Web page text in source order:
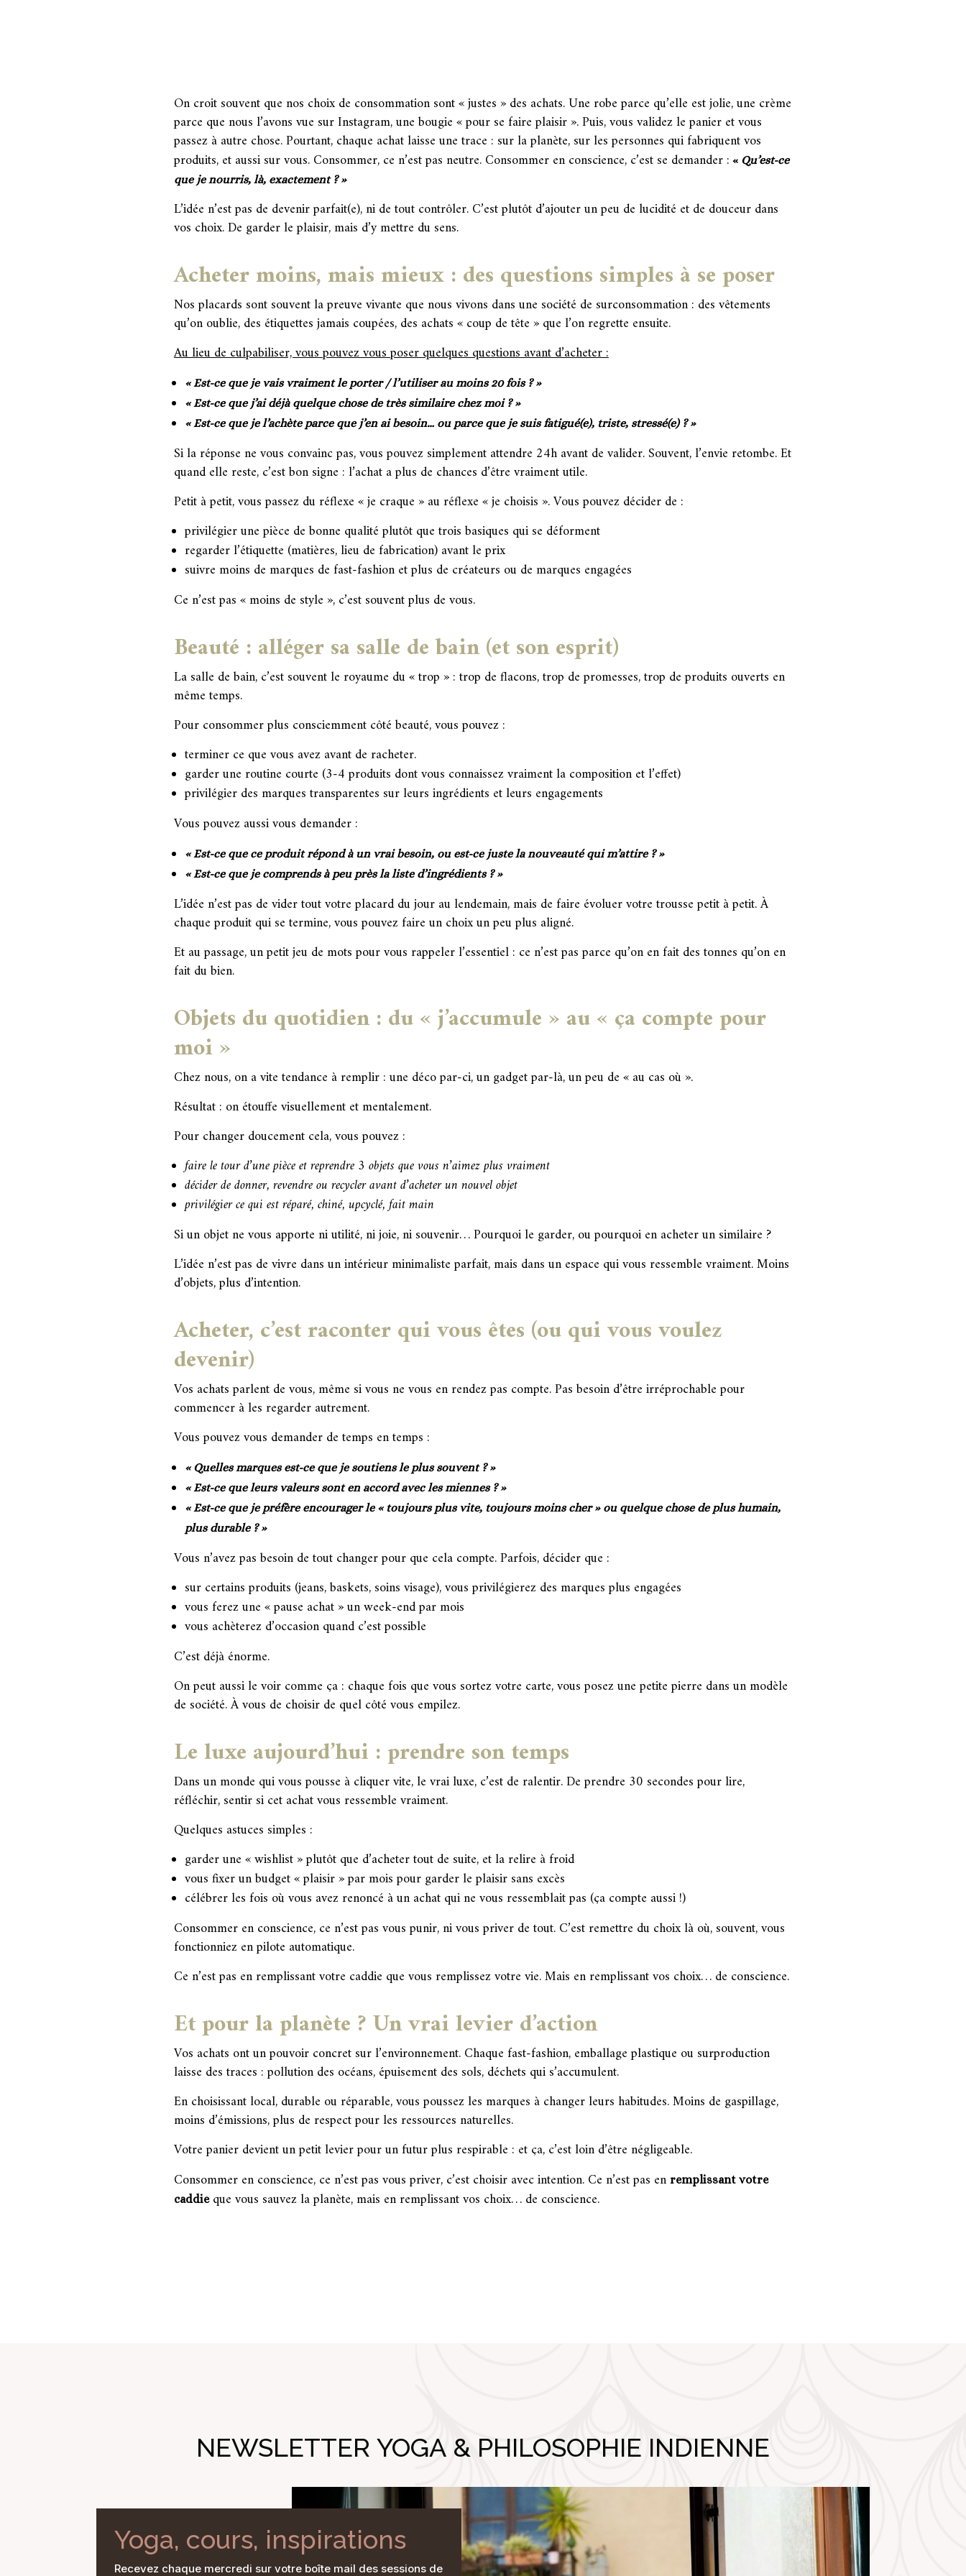
On croit souvent que nos choix de consommation sont « justes » des achats. Une robe parce qu’elle est jolie, une crème
parce que nous l’avons vue sur Instagram, une bougie « pour se faire plaisir ». Puis, vous validez le panier et vous
passez à autre chose. Pourtant, chaque achat laisse une trace : sur la planète, sur les personnes qui fabriquent vos
produits, et aussi sur vous. Consommer, ce n’est pas neutre. Consommer en conscience, c’est se demander : « Qu’est-ce
que je nourris, là, exactement ? »
L’idée n’est pas de devenir parfait(e), ni de tout contrôler. C’est plutôt d’ajouter un peu de lucidité et de douceur dans
vos choix. De garder le plaisir, mais d’y mettre du sens.
Acheter moins, mais mieux : des questions simples à se poser
Nos placards sont souvent la preuve vivante que nous vivons dans une société de surconsommation : des vêtements
qu’on oublie, des étiquettes jamais coupées, des achats « coup de tête » que l’on regrette ensuite.
Au lieu de culpabiliser, vous pouvez vous poser quelques questions avant d’acheter :
« Est-ce que je vais vraiment le porter / l’utiliser au moins 20 fois ? »
« Est-ce que j’ai déjà quelque chose de très similaire chez moi ? »
« Est-ce que je l’achète parce que j’en ai besoin… ou parce que je suis fatigué(e), triste, stressé(e) ? »
Si la réponse ne vous convainc pas, vous pouvez simplement attendre 24h avant de valider. Souvent, l’envie retombe. Et
quand elle reste, c’est bon signe : l’achat a plus de chances d’être vraiment utile.
Petit à petit, vous passez du réflexe « je craque » au réflexe « je choisis ». Vous pouvez décider de :
privilégier une pièce de bonne qualité plutôt que trois basiques qui se déforment
regarder l’étiquette (matières, lieu de fabrication) avant le prix
suivre moins de marques de fast-fashion et plus de créateurs ou de marques engagées
Ce n’est pas « moins de style », c’est souvent plus de vous.
Beauté : alléger sa salle de bain (et son esprit)
La salle de bain, c’est souvent le royaume du « trop » : trop de flacons, trop de promesses, trop de produits ouverts en
même temps.
Pour consommer plus consciemment côté beauté, vous pouvez :
terminer ce que vous avez avant de racheter.
garder une routine courte (3-4 produits dont vous connaissez vraiment la composition et l’effet)
privilégier des marques transparentes sur leurs ingrédients et leurs engagements
Vous pouvez aussi vous demander :
« Est-ce que ce produit répond à un vrai besoin, ou est-ce juste la nouveauté qui m’attire ? »
« Est-ce que je comprends à peu près la liste d’ingrédients ? »
L’idée n’est pas de vider tout votre placard du jour au lendemain, mais de faire évoluer votre trousse petit à petit. À
chaque produit qui se termine, vous pouvez faire un choix un peu plus aligné.
Et au passage, un petit jeu de mots pour vous rappeler l’essentiel : ce n’est pas parce qu’on en fait des tonnes qu’on en
fait du bien.
Objets du quotidien : du « j’accumule » au « ça compte pour
moi »
Chez nous, on a vite tendance à remplir : une déco par-ci, un gadget par-là, un peu de « au cas où ».
Résultat : on étouffe visuellement et mentalement.
Pour changer doucement cela, vous pouvez :
faire le tour d’une pièce et reprendre 3 objets que vous n’aimez plus vraiment
décider de donner, revendre ou recycler avant d’acheter un nouvel objet
privilégier ce qui est réparé, chiné, upcyclé, fait main
Si un objet ne vous apporte ni utilité, ni joie, ni souvenir… Pourquoi le garder, ou pourquoi en acheter un similaire ?
L’idée n’est pas de vivre dans un intérieur minimaliste parfait, mais dans un espace qui vous ressemble vraiment. Moins
d’objets, plus d’intention.
Acheter, c’est raconter qui vous êtes (ou qui vous voulez
devenir)
Vos achats parlent de vous, même si vous ne vous en rendez pas compte. Pas besoin d’être irréprochable pour
commencer à les regarder autrement.
Vous pouvez vous demander de temps en temps :
« Quelles marques est-ce que je soutiens le plus souvent ? »
« Est-ce que leurs valeurs sont en accord avec les miennes ? »
« Est-ce que je préfère encourager le « toujours plus vite, toujours moins cher » ou quelque chose de plus humain,
plus durable ? »
Vous n’avez pas besoin de tout changer pour que cela compte. Parfois, décider que :
sur certains produits (jeans, baskets, soins visage), vous privilégierez des marques plus engagées
vous ferez une « pause achat » un week-end par mois
vous achèterez d’occasion quand c’est possible
C’est déjà énorme.
On peut aussi le voir comme ça : chaque fois que vous sortez votre carte, vous posez une petite pierre dans un modèle
de société. À vous de choisir de quel côté vous empilez.
Le luxe aujourd’hui : prendre son temps
Dans un monde qui vous pousse à cliquer vite, le vrai luxe, c’est de ralentir. De prendre 30 secondes pour lire,
réfléchir, sentir si cet achat vous ressemble vraiment.
Quelques astuces simples :
garder une « wishlist » plutôt que d’acheter tout de suite, et la relire à froid
vous fixer un budget « plaisir » par mois pour garder le plaisir sans excès
célébrer les fois où vous avez renoncé à un achat qui ne vous ressemblait pas (ça compte aussi !)
Consommer en conscience, ce n’est pas vous punir, ni vous priver de tout. C’est remettre du choix là où, souvent, vous
fonctionniez en pilote automatique.
Ce n’est pas en remplissant votre caddie que vous remplissez votre vie. Mais en remplissant vos choix… de conscience.
Et pour la planète ? Un vrai levier d’action
Vos achats ont un pouvoir concret sur l’environnement. Chaque fast-fashion, emballage plastique ou surproduction
laisse des traces : pollution des océans, épuisement des sols, déchets qui s’accumulent.
En choisissant local, durable ou réparable, vous poussez les marques à changer leurs habitudes. Moins de gaspillage,
moins d’émissions, plus de respect pour les ressources naturelles.
Votre panier devient un petit levier pour un futur plus respirable : et ça, c’est loin d’être négligeable.
Consommer en conscience, ce n’est pas vous priver, c’est choisir avec intention. Ce n’est pas en remplissant votre
caddieque vous sauvez la planète, mais en remplissant vos choix… de conscience.
NEWSLETTER YOGA & PHILOSOPHIE INDIENNE
Yoga, cours, inspirations
Recevez chaque mercredi sur votre boîte mail des sessions de